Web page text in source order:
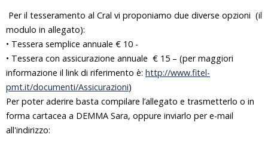
Per il tesseramento al Cral vi proponiamo due diverse opzioni (il
modulo in allegato):
• Tessera semplice annuale € 10 -
• Tessera con assicurazione annuale € 15 – (per maggiori
informazione il link di riferimento è: http://www.fitel-
pmt.it/documenti/Assicurazioni)
Per poter aderire basta compilare l’allegato e trasmetterlo o in
forma cartacea a DEMMA Sara, oppure inviarlo per e-mail
all'indirizzo: